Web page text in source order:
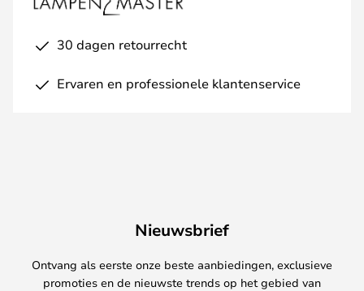
30 dagen retourrecht
Ervaren en professionele klantenservice
Nieuwsbrief
Ontvang als eerste onze beste aanbiedingen, exclusieve
promoties en de nieuwste trends op het gebied van